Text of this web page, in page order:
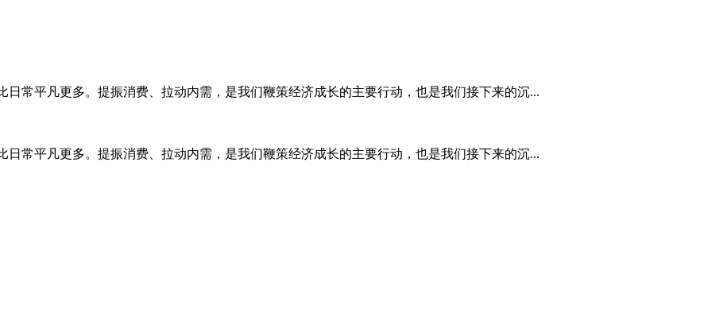
常平凡更多。提振消费、拉动内需，是我们鞭策经济成长的主要行动，也是我们接下来的沉...
常平凡更多。提振消费、拉动内需，是我们鞭策经济成长的主要行动，也是我们接下来的沉...